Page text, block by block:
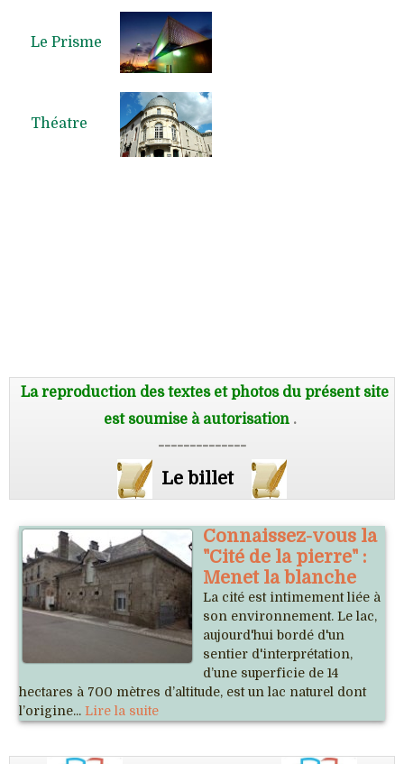
Le Prisme
Théatre
La reproduction des textes et photos du présent site
est soumise à autorisation.
--------------
Le billet
Connaissez-vous la
"Cité de la pierre" :
Menet la blanche
La cité est intimement liée à
son environnement. Le lac,
aujourd'hui bordé d'un
sentier d'interprétation,
d’une superficie de 14
hectares à 700 mètres d’altitude, est un lac naturel dont
l’origine... Lire la suite